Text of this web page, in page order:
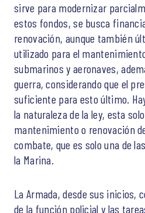
sirve para modernizar
estos fondos, se busca
renovación, aunque también
utilizado para el
submarinos y aeronaves,
guerra, considerando que el
suficiente para esto último.
la naturaleza de la ley, esta
mantenimiento o renovación
combate, que es solo una de
la Marina.
La Armada, desde sus inicios,
de la función policial y las